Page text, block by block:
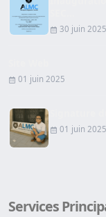
30 juin 2025
01 juin 2025
01 juin 2025
Services